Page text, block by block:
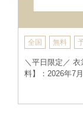
全国 無料
スマホやパソコ
年7月1日(水) ～